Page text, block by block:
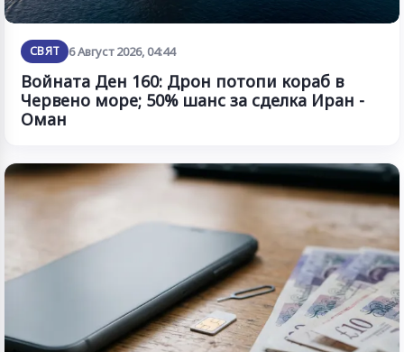
СВЯТ 6 Август 2026, 04:44
Войната Ден 160: Дрон потопи кораб в
Червено море; 50% шанс за сделка Иран -
Оман